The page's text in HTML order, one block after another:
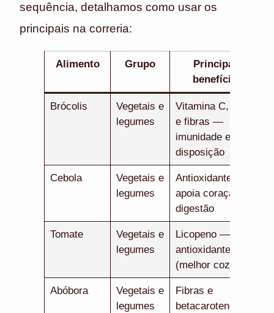
sequência, detalhamos como usar os
principais na correria:
Alimento Grupo
Principal
benefício
Brócolis
Vegetais e
legumes
Vitamina C, ferro
e fibras —
imunidade e
disposição
Cebola
Vegetais e
legumes
Antioxidantes —
apoia coração e
digestão
Tomate
Vegetais e
legumes
Licopeno —
antioxidante
(melhor cozido)
Abóbora
Vegetais e
legumes
Fibras e
betacaroteno —